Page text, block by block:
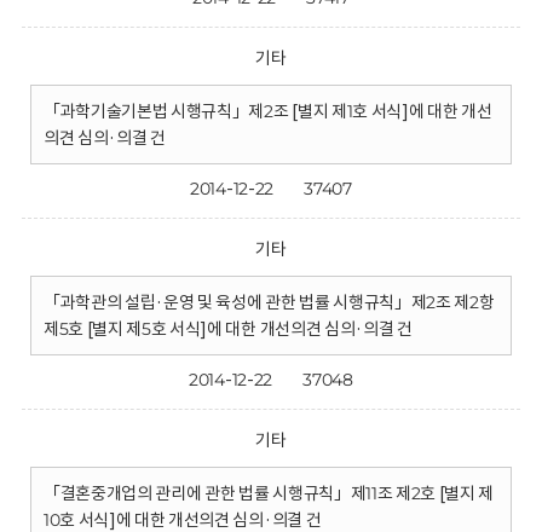
기타
「과학기술기본법 시행규칙」제2조 [별지 제1호 서식]에 대한 개선
의견 심의·의결 건
2014-12-22 37407
기타
「과학관의 설립·운영 및 육성에 관한 법률 시행규칙」제2조 제2항
제5호 [별지 제5호 서식]에 대한 개선의견 심의·의결 건
2014-12-22 37048
기타
「결혼중개업의 관리에 관한 법률 시행규칙」제11조 제2호 [별지 제
10호 서식]에 대한 개선의견 심의·의결 건